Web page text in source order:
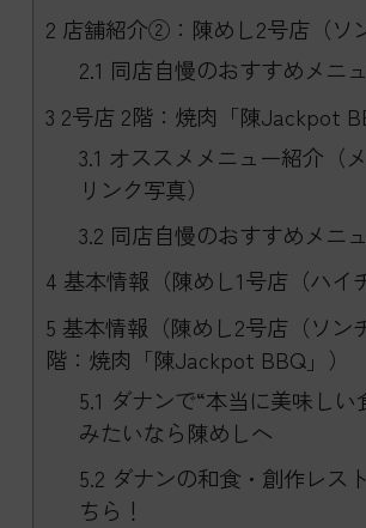
2 店舗紹介②：陳めし2号店（ソ
2.1 同店自慢のおすすめメニ
3 2号店 2階：焼肉「陳Jackpot
3.1 オススメメニュー紹介（
リンク写真）
3.2 同店自慢のおすすめメニ
4 基本情報（陳めし1号店（ハイ
5 基本情報（陳めし2号店（ソン
階：焼肉「陳Jackpot BBQ」）
5.1 ダナンで“本当に美味しい
みたいなら陳めしへ
5.2 ダナンの和食・創作レス
ちら！